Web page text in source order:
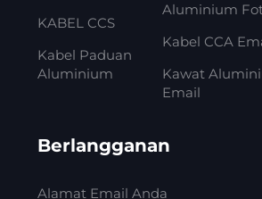
KABEL CCS
Kabel Paduan
Aluminium
Aluminium
Kabel CCA
Kawat
Email
Berlangganan
Alamat Email Anda